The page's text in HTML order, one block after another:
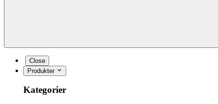
Close
Produkter
Kategorier